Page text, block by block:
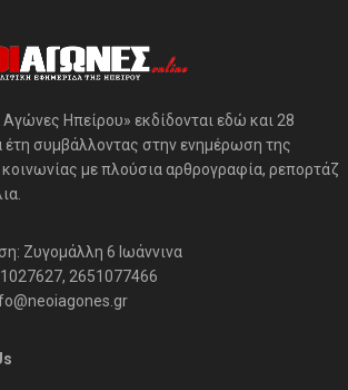
Αγώνες Ηπείρου» εκδίδονται εδώ και 28
έτη συμβάλλοντας στην ενημέρωση της
με πλούσια αρθρογραφία, ρεπορτάζ
Ζυγομάλλη 6 Ιωάννινα
2651077466